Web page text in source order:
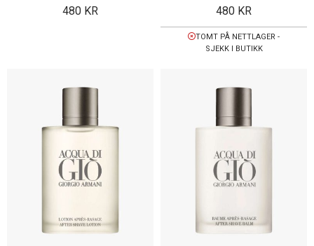
480 KR
480 KR
TOMT PÅ NETTLAGER -
SJEKK I BUTIKK